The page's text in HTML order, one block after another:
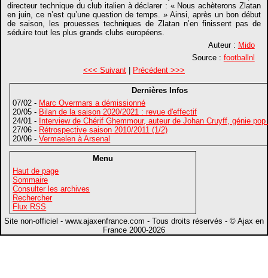
directeur technique du club italien à déclarer : « Nous achèterons Zlatan
en juin, ce n’est qu’une question de temps. » Ainsi, après un bon début
de saison, les prouesses techniques de Zlatan n’en finissent pas de
séduire tout les plus grands clubs européens.
Auteur : Mido
Source : footballnl
<<< Suivant| Précédent >>>
Dernières Infos
07/02 - Marc Overmars a démissionné
20/05 - Bilan de la saison 2020/2021 : revue d'effectif
24/01 - Interview de Chérif Ghemmour, auteur de Johan Cruyff, génie
27/06 - Rétrospective saison 2010/2011 (1/2)
20/06 -Vermaelen à Arsenal
Menu
Haut de page
Sommaire
Consulter les archives
Rechercher
Flux RSS
Site non-officiel - www.ajaxenfrance.com - Tous droits réservés - © Ajax en
France 2000-2026